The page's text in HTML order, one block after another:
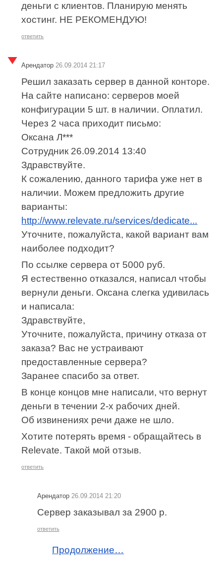
деньги с клиентов. Планирую менять
хостинг. НЕ РЕКОМЕНДУЮ!
ответить
Арендатор 26.09.2014 21:17
Решил заказать сервер в данной конторе.
На сайте написано: серверов моей
конфигурации 5 шт. в наличии. Оплатил.
Через 2 часа приходит письмо:
Оксана Л***
Сотрудник 26.09.2014 13:40
Здравствуйте.
К сожалению, данного тарифа уже нет в
наличии. Можем предложить другие
варианты:
http://www.relevate.ru/services/dedicate...
Уточните, пожалуйста, какой вариант вам
наиболее подходит?
По ссылке сервера от 5000 руб.
Я естественно отказался, написал чтобы
вернули деньги. Оксана слегка удивилась
и написала:
Здравствуйте,
Уточните, пожалуйста, причину отказа от
заказа? Вас не устраивают
предоставленные сервера?
Заранее спасибо за ответ.
В конце концов мне написали, что вернут
деньги в течении 2-х рабочих дней.
Об извинениях речи даже не шло.
Хотите потерять время - обращайтесь в
Relevate. Такой мой отзыв.
ответить
Арендатор 26.09.2014 21:20
Сервер заказывал за 2900 р.
ответить
Продолжение…